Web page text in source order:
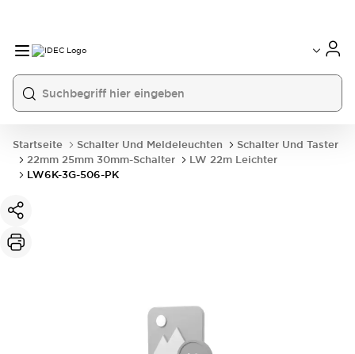
Startseite Schalter Und Meldeleuchten
Schalter Und Taster
22mm 25mm 30mm-Schalter
LW 22m Leichter
LW6K-3G-506-PK